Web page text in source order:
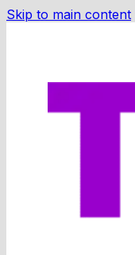
Skip to main content